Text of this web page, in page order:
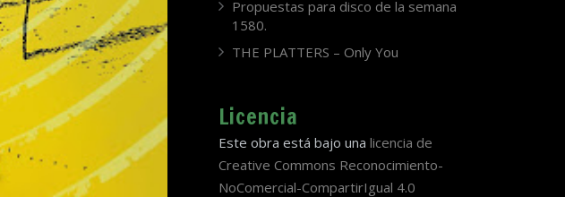
Propuestas para disco de la semana
1580.
THE PLATTERS – Only You
Licencia
Este obra está bajo una licencia de
Creative Commons Reconocimiento-
NoComercial-CompartirIgual 4.0